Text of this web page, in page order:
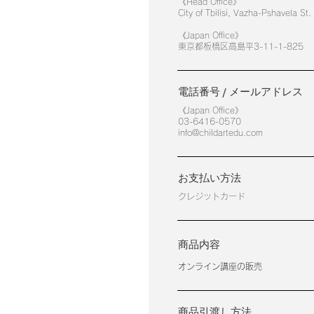
City of Tbilisi, Vazha-Pshavela St.
《Japan Office》
東京都板橋区高島平3-11-1-825
電話番号 / メールアドレス
《Japan Office》
03-6416-0570
info@childartedu.com
お支払い方法
クレジットカード
商品内容
オンライン講座の販売
商品引渡し方法